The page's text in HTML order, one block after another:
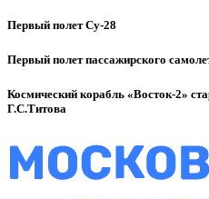
Первый полет Су-28
Первый полет пассажирского
Космический корабль «Восток-2»
Г.С.Титова